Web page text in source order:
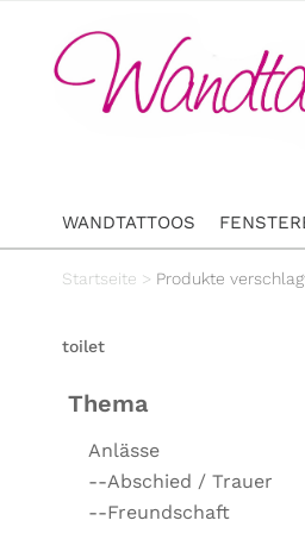
WANDTATTOOS
Startseite > Produkte
toilet
Thema
Anlässe
--Abschied / Trauer
--Freundschaft